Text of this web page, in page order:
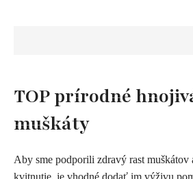
TOP prírodné
muškáty
Aby sme podporili zdravý rast muškátov